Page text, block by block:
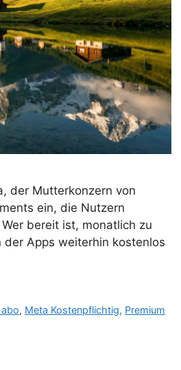
der Mutterkonzern von
ein, die Nutzern
bereit ist, monatlich zu
Apps weiterhin kostenlos
, Meta Kostenpflichtig, Premium